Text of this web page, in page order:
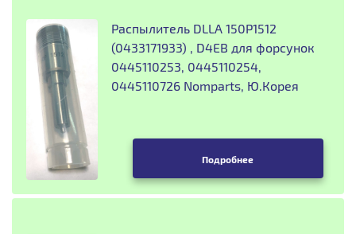
Распылитель DLLA 150P1512
(0433171933) , D4EB для форсунок
0445110253, 0445110254,
0445110726 Nomparts, Ю.Корея
Подробнее